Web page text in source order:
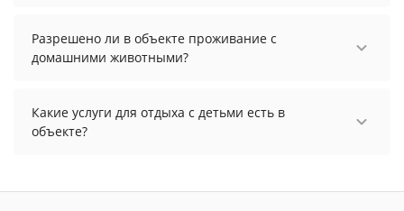
перед бронированием у менеджера, возможно,
услуга оплачивается отдельно.
Разрешено ли в объекте проживание с
домашними животными?
разрешено. Однако, это может оплачиваться
дополнительно.
Какие услуги для отдыха с детьми есть в
объекте?